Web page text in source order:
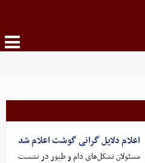
اعلام دلایل گرانی گوشت اعلام شد
مسئولان تشکل‌های دام و طیور در نشست